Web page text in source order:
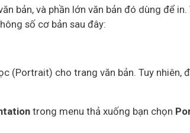
bản, và phần lớn văn bản đó dùng để
số cơ bản sau đây:
(Portrait) cho trang văn bản. Tuy nhiên,
trong menu thả xuống bạn chọn